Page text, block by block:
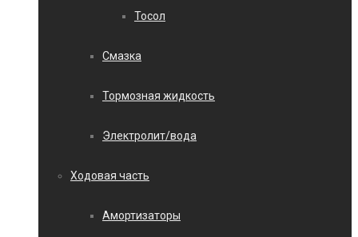
Тосол
Смазка
Тормозная жидкость
Электролит/вода
Ходовая часть
Амортизаторы